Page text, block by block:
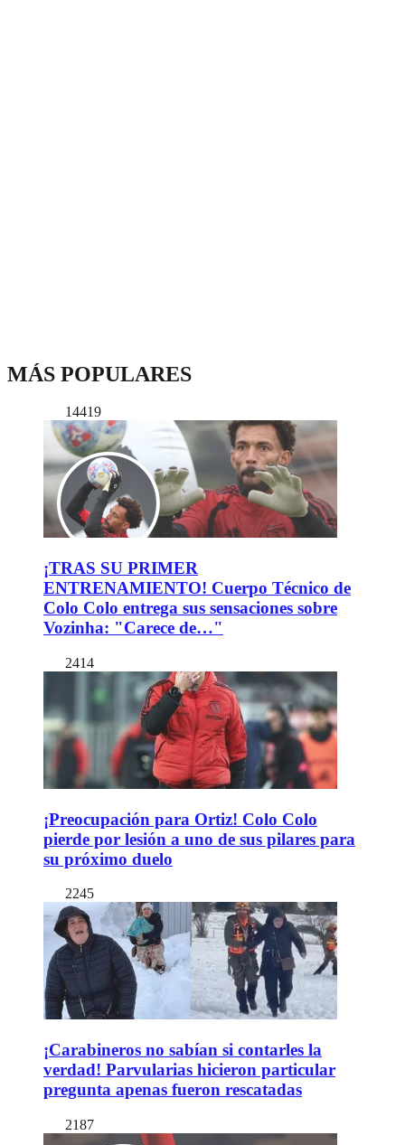
MÁS POPULARES
14419
¡TRAS SU PRIMER
ENTRENAMIENTO! Cuerpo Técnico de
Colo Colo entrega sus sensaciones sobre
Vozinha: "Carece de…"
2414
¡Preocupación para Ortiz! Colo Colo
pierde por lesión a uno de sus pilares para
su próximo duelo
2245
¡Carabineros no sabían si contarles la
verdad! Parvularias hicieron particular
pregunta apenas fueron rescatadas
2187